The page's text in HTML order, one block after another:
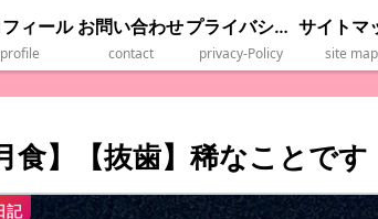
ィール
profile
お問い合わせ
contact
プライバシーポリシー
privacy‐Policy
サイトマ
site map
食】【抜歯】稀なことです
記